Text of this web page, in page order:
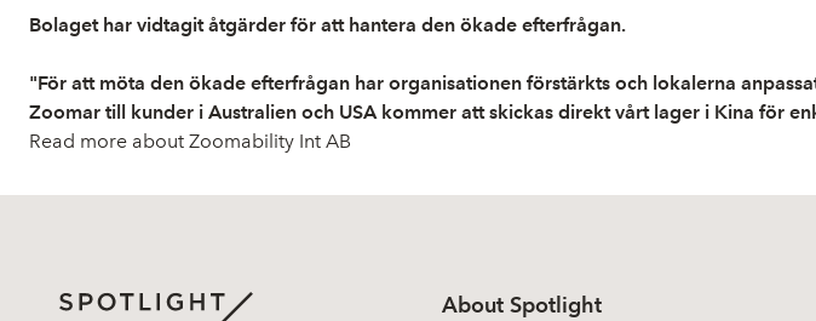
Bolaget har vidtagit åtgärder för att hantera den ökade efterfrågan.
"För att möta den ökade efterfrågan har organisationen förstärkts och lokalerna
Zoomar till kunder i Australien och USA kommer att skickas direkt vårt lager i Kina för
Read more about Zoomability Int AB
About Spotlight